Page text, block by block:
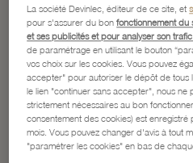
La société Devinlec, éditeur de ce site, et
pour s'assurer du bonfonctionnement du
et ses publicités et pour analyser son
de paramétrage en utilisant le bouton
vos choix sur les cookies. Vous pouvez
accepter" pour autoriser le dépôt de tous
le lien "continuer sans accepter", nous
strictement nécessaires au bon
consentement des cookies) est
mois. Vous pouvez changer d'avis à tout
"paramétrer les cookies" en bas de